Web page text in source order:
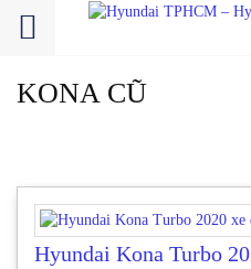
KONA CŨ
Hyundai Kona Turbo